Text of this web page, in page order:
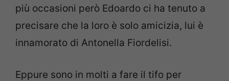
più occasioni però Edoardo ci ha tenuto a
precisare che la loro è solo amicizia, lui è
innamorato di Antonella Fiordelisi.
Eppure sono in molti a fare il tifo per